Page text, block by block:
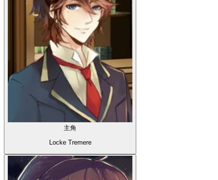
主角
Locke Tremere